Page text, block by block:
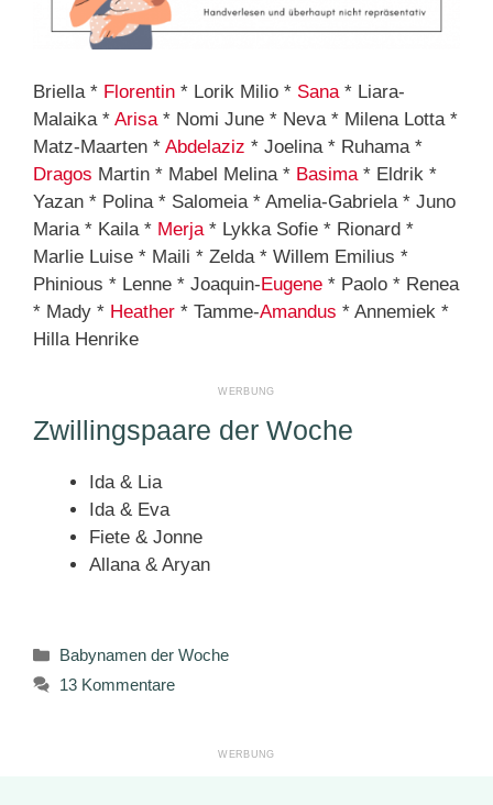
Briella * Florentin * Lorik Milio * Sana * Liara-
Malaika * Arisa * Nomi June * Neva * Milena Lotta *
Matz-Maarten * Abdelaziz * Joelina * Ruhama *
Dragos Martin * Mabel Melina * Basima * Eldrik *
Yazan * Polina * Salomeia * Amelia-Gabriela * Juno
Maria * Kaila * Merja * Lykka Sofie * Rionard *
Marlie Luise * Maili * Zelda * Willem Emilius *
Phinious * Lenne * Joaquin-Eugene * Paolo * Renea
* Mady * Heather * Tamme-Amandus * Annemiek *
Hilla Henrike
Zwillingspaare der Woche
Ida & Lia
Ida & Eva
Fiete & Jonne
Allana & Aryan
Kategorien
Babynamen der Woche
13 Kommentare